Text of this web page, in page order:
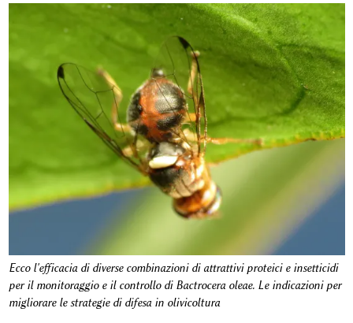
Ecco l'efficacia di diverse combinazioni di attrattivi proteici e insetticidi
per il monitoraggio e il controllo di Bactrocera oleae. Le indicazioni per
migliorare le strategie di difesa in olivicoltura